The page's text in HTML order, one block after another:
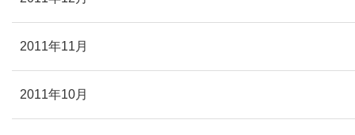
2011年11月
2011年10月